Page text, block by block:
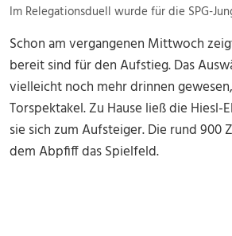
Im Relegationsduell wurde für die SPG-
Schon am vergangenen Mittwoch
bereit sind für den Aufstieg. Das
vielleicht noch mehr drinnen
Torspektakel. Zu Hause ließ die
sie sich zum Aufsteiger. Die rund 900
dem Abpfiff das Spielfeld.